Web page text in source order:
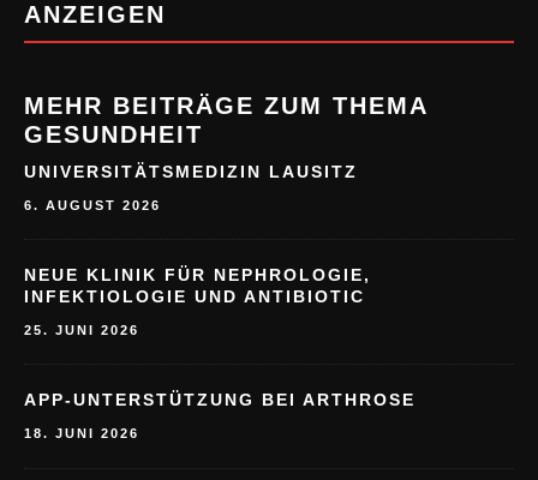
ANZEIGEN
MEHR BEITRÄGE ZUM THEMA
GESUNDHEIT
UNIVERSITÄTSMEDIZIN LAUSITZ
6. AUGUST 2026
NEUE KLINIK FÜR NEPHROLOGIE,
INFEKTIOLOGIE UND ANTIBIOTIC
25. JUNI 2026
APP-UNTERSTÜTZUNG BEI ARTHROSE
18. JUNI 2026